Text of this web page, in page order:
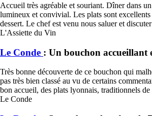
Accueil très agréable et souriant. Dîner dans
lumineux et convivial. Les plats sont excellents
dessert. Le chef est venu nous saluer et
L'Assiette du Vin
Le Conde : Un bouchon accueillant
Très bonne découverte de ce bouchon qui
pas très bien classé au vu de certains
bon accueil, des plats lyonnais, traditionnels de
Le Conde